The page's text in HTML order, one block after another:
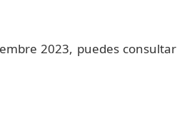
2023, puedes consultar